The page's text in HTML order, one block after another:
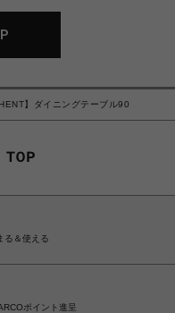
HENT】ダイニングテーブル90
る＆使える
ポイント進呈